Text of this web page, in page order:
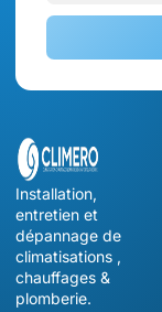
Installation,
entretien et
dépannage de
climatisations ,
chauffages &
plomberie.